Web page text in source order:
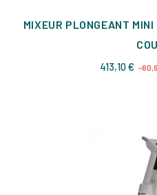
MIXEUR PLONGEANT
413,10 € Prix
-